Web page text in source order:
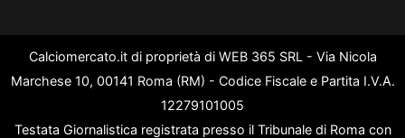
Calciomercato.it di proprietà di WEB 365 SRL - Via Nicola
Marchese 10, 00141 Roma (RM) - Codice Fiscale e Partita I.V.A.
12279101005
Testata Giornalistica registrata presso il Tribunale di Roma con